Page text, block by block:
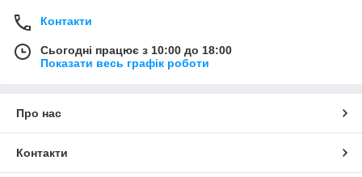
Контакти
Сьогодні працює з 10:00 до 18:00
Показати весь графік роботи
Про нас
Контакти